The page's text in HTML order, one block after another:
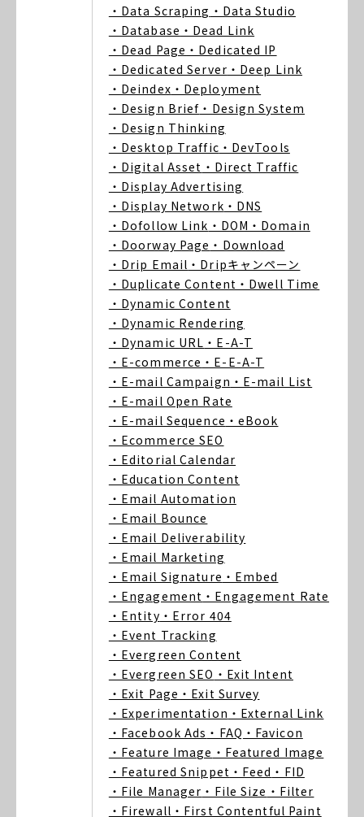
・Data Scraping ・Data Studio
・Database ・Dead Link
・Dead Page ・Dedicated IP
・Dedicated Server ・Deep Link
・Deindex ・Deployment
・Design Brief ・Design System
・Design Thinking
・Desktop Traffic ・DevTools
・Digital Asset ・Direct Traffic
・Display Advertising
・Display Network ・DNS
・Dofollow Link ・DOM ・Domain
・Doorway Page ・Download
・Drip Email ・Dripキャンペーン
・Duplicate Content ・Dwell Time
・Dynamic Content
・Dynamic Rendering
・Dynamic URL ・E-A-T
・E-commerce ・E-E-A-T
・E-mail Campaign ・E-mail List
・E-mail Open Rate
・E-mail Sequence ・eBook
・Ecommerce SEO
・Editorial Calendar
・Education Content
・Email Automation
・Email Bounce
・Email Deliverability
・Email Marketing
・Email Signature ・Embed
・Engagement ・Engagement Rate
・Entity ・Error 404
・Event Tracking
・Evergreen Content
・Evergreen SEO ・Exit Intent
・Exit Page ・Exit Survey
・Experimentation ・External Link
・Facebook Ads ・FAQ ・Favicon
・Feature Image ・Featured Image
・Featured Snippet ・Feed ・FID
・File Manager ・File Size ・Filter
・Firewall ・First Contentful Paint